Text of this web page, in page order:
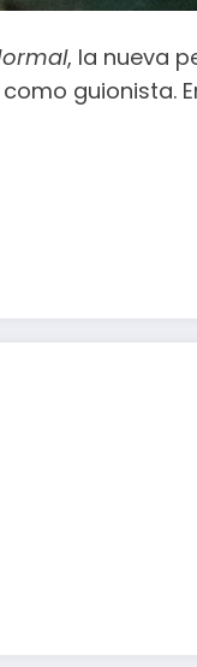
, la nueva
guionista.